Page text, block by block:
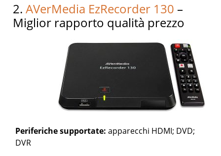
2.AVerMedia EzRecorder 130 –
Miglior rapporto qualità prezzo
Periferiche supportate:apparecchi HDMI; DVD;
DVR